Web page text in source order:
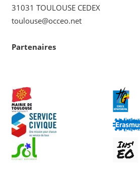
31031 TOULOUSE CEDEX
toulouse@occeo.net
Partenaires